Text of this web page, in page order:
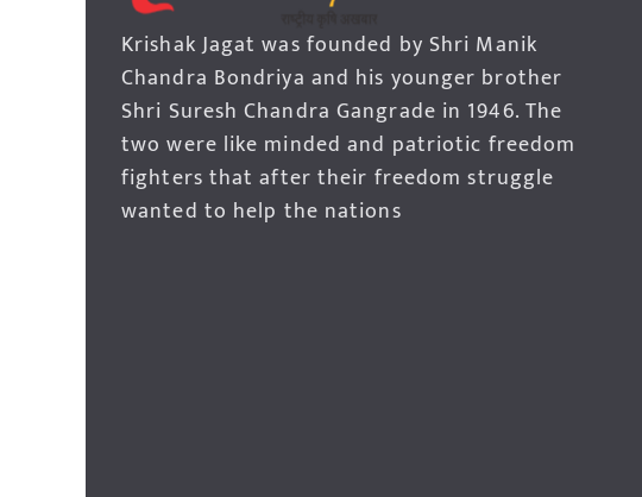
Krishak Jagat was founded by Shri Manik
Chandra Bondriya and his younger brother
Shri Suresh Chandra Gangrade in 1946. The
two were like minded and patriotic freedom
fighters that after their freedom struggle
wanted to help the nations